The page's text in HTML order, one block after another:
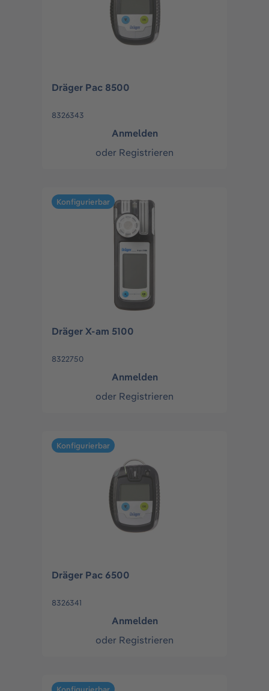
Dräger Pac 8500
8326343
Anmelden
oder Registrieren
Konfigurierbar
Dräger X-am 5100
8322750
Anmelden
oder Registrieren
Konfigurierbar
Dräger Pac 6500
8326341
Anmelden
oder Registrieren